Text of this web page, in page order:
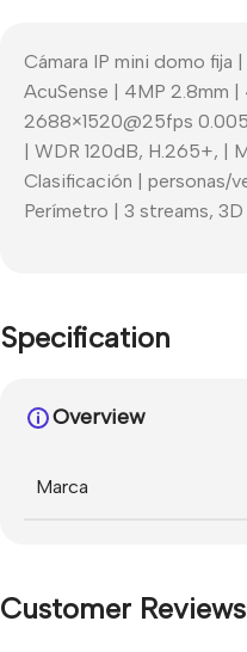
Cámara IP mini domo fija
AcuSense | 4MP 2.8mm |
2688×1520@25fps
| WDR 120dB, H.265+, |
Clasificación | personas/
Perímetro | 3 streams, 3D
Specification
Overview
Marca
Customer Reviews